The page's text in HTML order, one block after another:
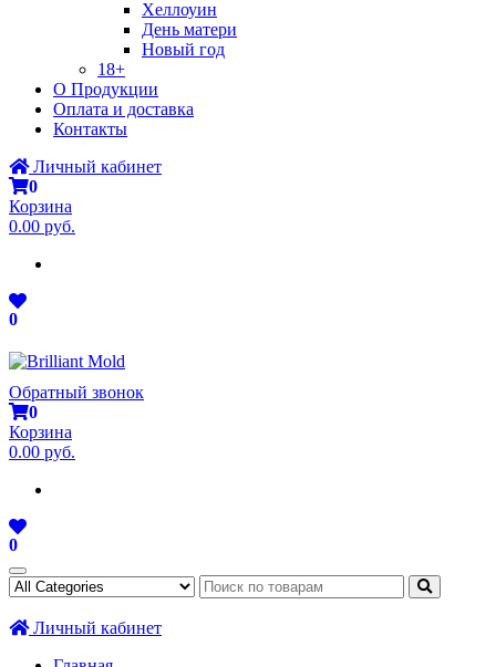
Хеллоуин
День матери
Новый год
18+
О Продукции
Оплата и доставка
Контакты
Личный кабинет
0
Корзина
0.00 руб.
0
Обратный звонок
0
Корзина
0.00 руб.
0
Личный кабинет